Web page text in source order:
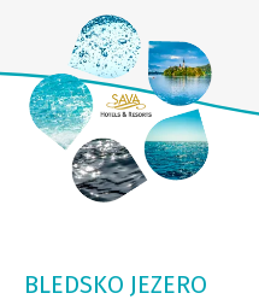
BLEDSKO JEZERO